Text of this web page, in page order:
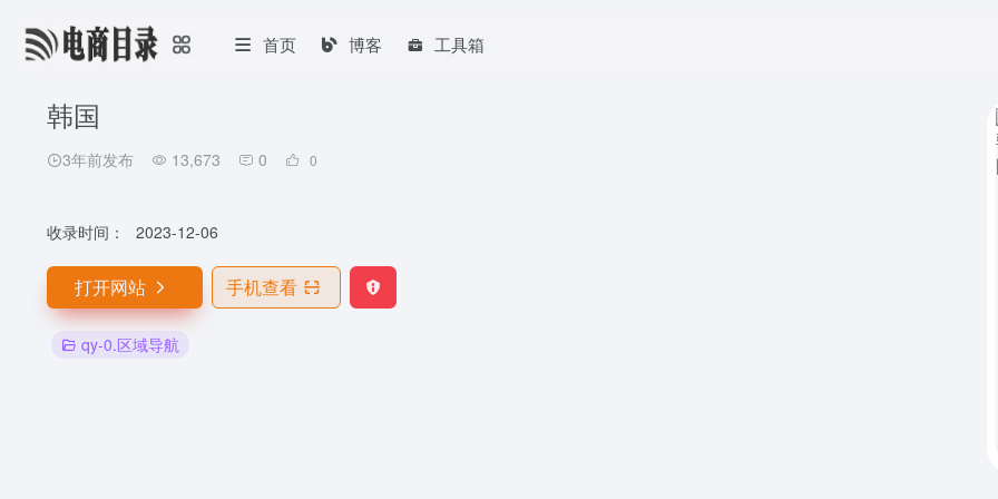
首页 博客 工具箱
韩国
3年前发布 13,673 0 0
收录时间： 2023-12-06
打开网站 手机查看
qy-0.区域导航